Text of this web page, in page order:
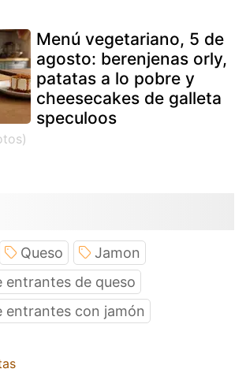
Menú vegetariano, 5 de
agosto: berenjenas orly,
patatas a lo pobre y
cheesecakes de galleta
speculoos
Queso
Jamon
entrantes de queso
entrantes con jamón